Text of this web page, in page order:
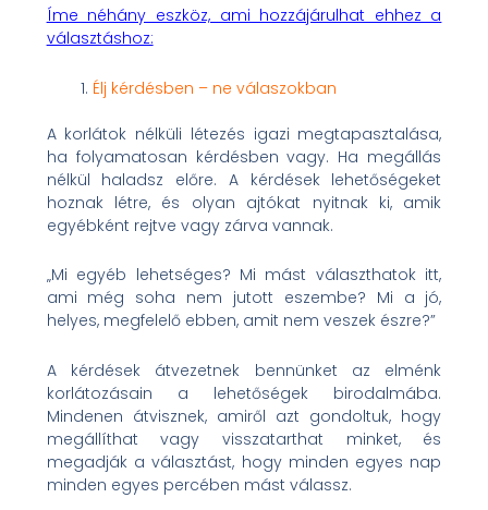
Íme néhány eszköz, ami hozzájárulhat ehhez a
választáshoz:
Élj kérdésben – ne válaszokban
A korlátok nélküli létezés igazi megtapasztalása,
ha folyamatosan kérdésben vagy. Ha megállás
nélkül haladsz előre. A kérdések lehetőségeket
hoznak létre, és olyan ajtókat nyitnak ki, amik
egyébként rejtve vagy zárva vannak.
„Mi egyéb lehetséges? Mi mást választhatok itt,
ami még soha nem jutott eszembe? Mi a jó,
helyes, megfelelő ebben, amit nem veszek észre?”
A kérdések átvezetnek bennünket az elménk
korlátozásain a lehetőségek birodalmába.
Mindenen átvisznek, amiről azt gondoltuk, hogy
megállíthat vagy visszatarthat minket, és
megadják a választást, hogy minden egyes nap
minden egyes percében mást válassz.